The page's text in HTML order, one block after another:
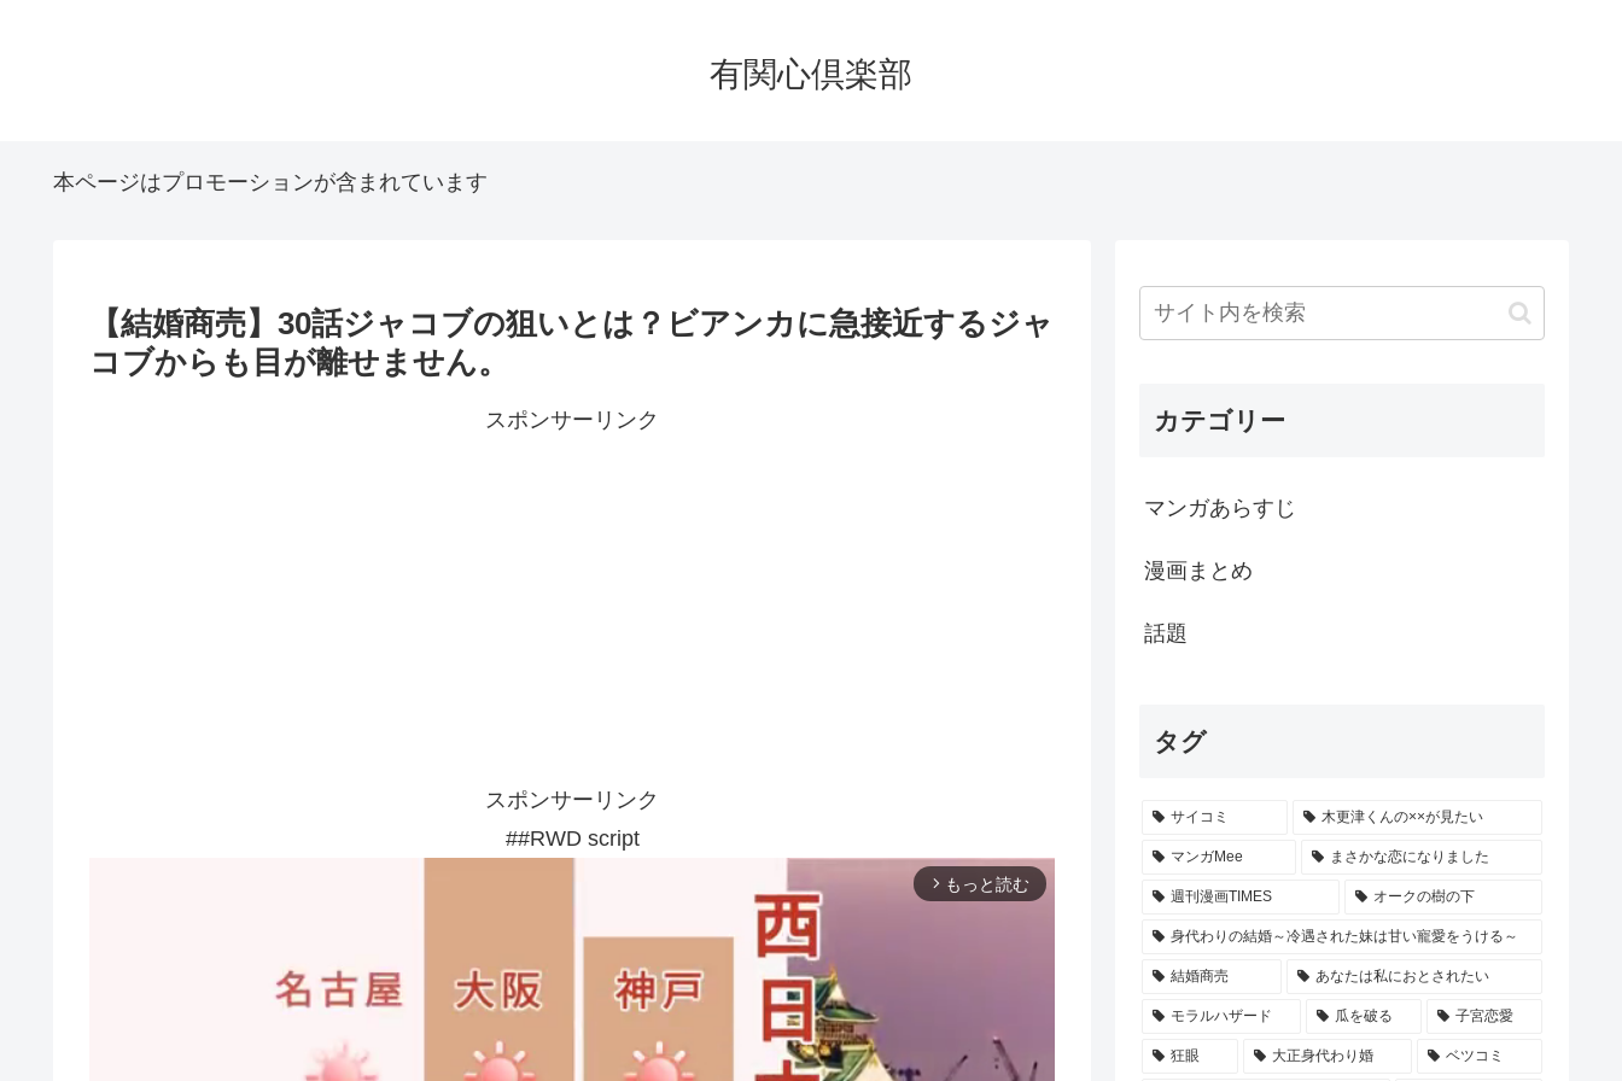
有関心倶楽部
本ページはプロモーションが含まれています
【結婚商売】30話ジャコブの狙いとは？ビアンカに急接近するジャ
コブからも目が離せません。
スポンサーリンク
スポンサーリンク
##RWD script
arrow_forward_ios もっと読む
カテゴリー
マンガあらすじ
漫画まとめ
話題
タグ
サイコミ 木更津くんの××が見たい
マンガMee まさかな恋になりました
週刊漫画TIMES オークの樹の下
身代わりの結婚～冷遇された妹は甘い寵愛をうける～
結婚商売 あなたは私におとされたい
モラルハザード 瓜を破る 子宮恋愛
狂眼 大正身代わり婚 ベツコミ